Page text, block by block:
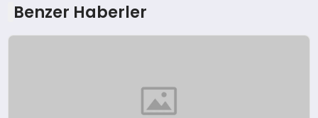
Benzer Haberler